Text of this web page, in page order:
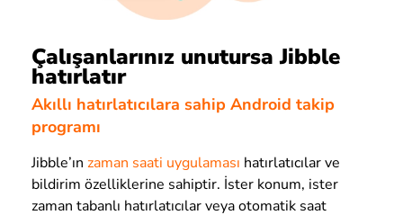
Çalışanlarınız unutursa Jibble
hatırlatır
Akıllı hatırlatıcılara sahip Android takip
programı
Jibble’ın zaman saati uygulaması hatırlatıcılar ve
bildirim özelliklerine sahiptir. İster konum, ister
zaman tabanlı hatırlatıcılar veya otomatik saat